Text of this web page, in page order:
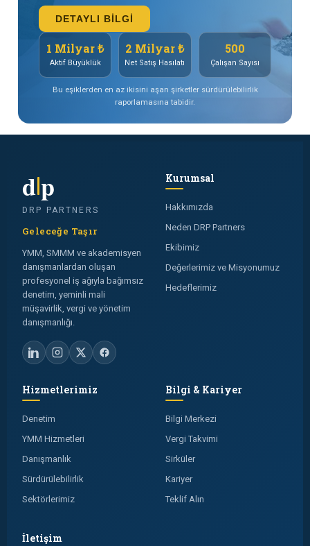
DETAYLI BILGI
1 Milyar ₺
Aktif Büyüklük
2 Milyar ₺
Net Satış Hasılatı
500
Çalışan Sayısı
Bu eşiklerden en az ikisini aşan şirketler sürdürülebilirlik
raporlamasına tabidir.
dp
DRP PARTNERS
Geleceğe Taşır
YMM, SMMM ve akademisyen
danışmanlardan oluşan
profesyonel iş ağıyla bağımsız
denetim, yeminli mali
müşavirlik, vergi ve yönetim
danışmanlığı.
Kurumsal
Hakkımızda
Neden DRP Partners
Ekibimiz
Değerlerimiz ve Misyonumuz
Hedeflerimiz
Hizmetlerimiz
Denetim
YMM Hizmetleri
Danışmanlık
Sürdürülebilirlik
Sektörlerimiz
Bilgi & Kariyer
Bilgi Merkezi
Vergi Takvimi
Sirküler
Kariyer
Teklif Alın
İletişim